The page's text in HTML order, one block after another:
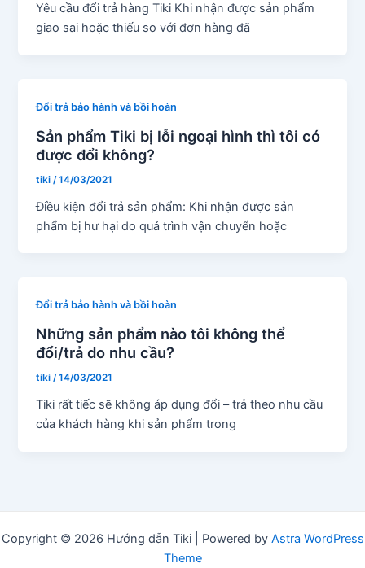
Yêu cầu đổi trả hàng Tiki Khi nhận được sản phẩm
giao sai hoặc thiếu so với đơn hàng đã
Đổi trả bảo hành và bồi hoàn
Sản phẩm Tiki bị lỗi ngoại hình thì tôi có
được đổi không?
tiki /14/03/2021
Điều kiện đổi trả sản phẩm: Khi nhận được sản
phẩm bị hư hại do quá trình vận chuyển hoặc
Đổi trả bảo hành và bồi hoàn
Những sản phẩm nào tôi không thể
đổi/trả do nhu cầu?
tiki/14/03/2021
Tiki rất tiếc sẽ không áp dụng đổi – trả theo nhu cầu
của khách hàng khi sản phẩm trong
Copyright © 2026 Hướng dẫn Tiki | Powered by Astra WordPress
Theme